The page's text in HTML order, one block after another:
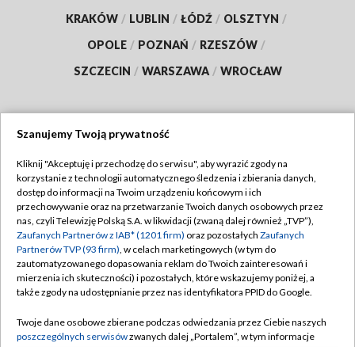
KRAKÓW / LUBLIN / ŁÓDŹ / OLSZTYN /
OPOLE / POZNAŃ / RZESZÓW /
SZCZECIN / WARSZAWA / WROCŁAW
TVP
Abonament TVP
Emisja w TVP
Centrum informacji TVP
Naziemna Telewizja Cyfrowa
Rada Programowa
Regulamin TVP
Polityka prywatności
Moje zgody
Pomoc
Kontakt
Szanujemy Twoją prywatność
Kliknij "Akceptuję i przechodzę do serwisu", aby wyrazić zgody na
korzystanie z technologii automatycznego śledzenia i zbierania danych,
dostęp do informacji na Twoim urządzeniu końcowym i ich
przechowywanie oraz na przetwarzanie Twoich danych osobowych przez
nas, czyli Telewizję Polską S.A. w likwidacji (zwaną dalej również „TVP”),
Zaufanych Partnerów z IAB* (1201 firm) oraz pozostałych Zaufanych
Partnerów TVP (93 firm), w celach marketingowych (w tym do
zautomatyzowanego dopasowania reklam do Twoich zainteresowań i
mierzenia ich skuteczności) i pozostałych, które wskazujemy poniżej, a
także zgody na udostępnianie przez nas identyfikatora PPID do Google.
Twoje dane osobowe zbierane podczas odwiedzania przez Ciebie naszych
poszczególnych serwisówzwanych dalej „Portalem”, w tym informacje